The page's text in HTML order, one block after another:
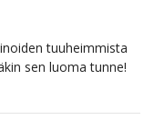
tuuheimmista
sen luoma tunne!